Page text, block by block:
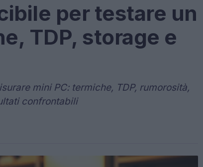
per testare un
TDP, storage e
mini PC: termiche, TDP, rumorosità,
confrontabili